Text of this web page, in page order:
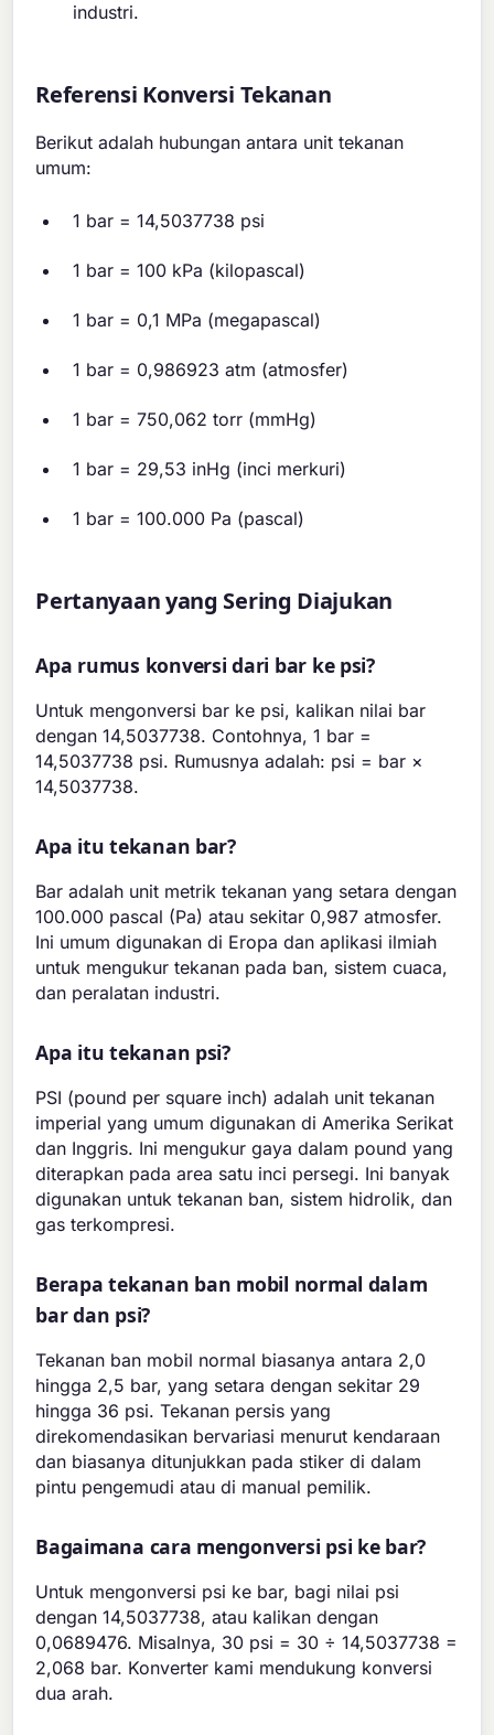
industri.
Referensi Konversi Tekanan
Berikut adalah hubungan antara unit tekanan
umum:
1 bar = 14,5037738 psi
1 bar = 100 kPa (kilopascal)
1 bar = 0,1 MPa (megapascal)
1 bar = 0,986923 atm (atmosfer)
1 bar = 750,062 torr (mmHg)
1 bar = 29,53 inHg (inci merkuri)
1 bar = 100.000 Pa (pascal)
Pertanyaan yang Sering Diajukan
Apa rumus konversi dari bar ke psi?
Untuk mengonversi bar ke psi, kalikan nilai bar
dengan 14,5037738. Contohnya, 1 bar =
14,5037738 psi. Rumusnya adalah: psi = bar ×
14,5037738.
Apa itu tekanan bar?
Bar adalah unit metrik tekanan yang setara dengan
100.000 pascal (Pa) atau sekitar 0,987 atmosfer.
Ini umum digunakan di Eropa dan aplikasi ilmiah
untuk mengukur tekanan pada ban, sistem cuaca,
dan peralatan industri.
Apa itu tekanan psi?
PSI (pound per square inch) adalah unit tekanan
imperial yang umum digunakan di Amerika Serikat
dan Inggris. Ini mengukur gaya dalam pound yang
diterapkan pada area satu inci persegi. Ini banyak
digunakan untuk tekanan ban, sistem hidrolik, dan
gas terkompresi.
Berapa tekanan ban mobil normal dalam
bar dan psi?
Tekanan ban mobil normal biasanya antara 2,0
hingga 2,5 bar, yang setara dengan sekitar 29
hingga 36 psi. Tekanan persis yang
direkomendasikan bervariasi menurut kendaraan
dan biasanya ditunjukkan pada stiker di dalam
pintu pengemudi atau di manual pemilik.
Bagaimana cara mengonversi psi ke bar?
Untuk mengonversi psi ke bar, bagi nilai psi
dengan 14,5037738, atau kalikan dengan
0,0689476. Misalnya, 30 psi = 30 ÷ 14,5037738 =
2,068 bar. Konverter kami mendukung konversi
dua arah.